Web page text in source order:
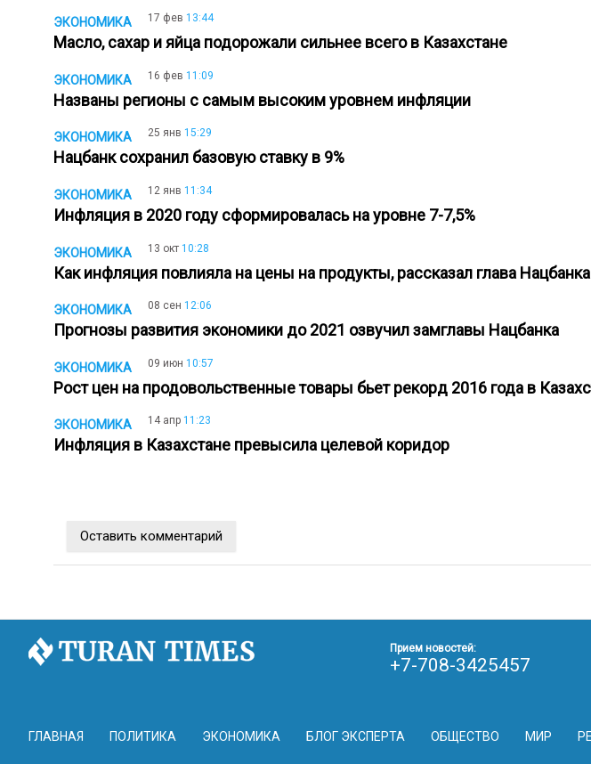
ЭКОНОМИКА 17 фев 13:44
Масло, сахар и яйца подорожали сильнее всего в Казахстане
ЭКОНОМИКА 16 фев 11:09
Названы регионы с самым высоким уровнем инфляции
ЭКОНОМИКА 25 янв 15:29
Нацбанк сохранил базовую ставку в 9%
ЭКОНОМИКА 12 янв 11:34
Инфляция в 2020 году сформировалась на уровне 7-7,5%
ЭКОНОМИКА 13 окт 10:28
Как инфляция повлияла на цены на продукты, рассказал глава Нацбанка
ЭКОНОМИКА 08 сен 12:06
Прогнозы развития экономики до 2021 озвучил замглавы Нацбанка
ЭКОНОМИКА 09 июн 10:57
Рост цен на продовольственные товары бьет рекорд 2016 года в
ЭКОНОМИКА 14 апр 11:23
Инфляция в Казахстане превысила целевой коридор
Оставить комментарий
ГЛАВНАЯ ПОЛИТИКА ЭКОНОМИКА БЛОГ ЭКСПЕРТА ОБЩЕСТВО МИР
Прием новостей:
+7-708-3425457